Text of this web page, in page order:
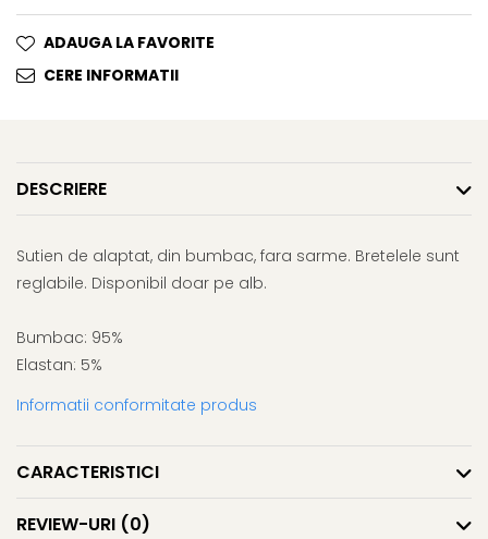
ADAUGA LA FAVORITE
CERE INFORMATII
DESCRIERE
Sutien de alaptat, din bumbac, fara sarme. Bretelele sunt
reglabile. Disponibil doar pe alb.
Bumbac: 95%
Elastan: 5%
Informatii conformitate produs
CARACTERISTICI
REVIEW-URI (0)